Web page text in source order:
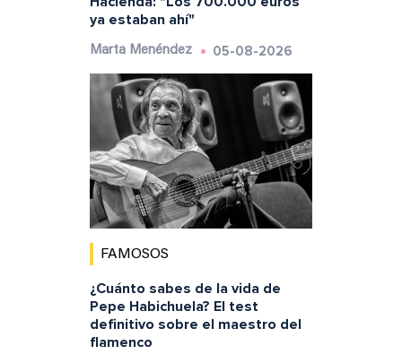
ya estaban ahí"
Marta Menéndez 05-08-2026
FAMOSOS
¿Cuánto sabes de la vida de
Pepe Habichuela? El test
definitivo sobre el maestro del
flamenco